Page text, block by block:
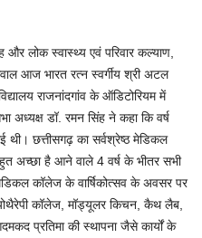
और लोक स्वास्थ्य एवं परिवार कल्याण,
आज भारत रत्न स्वर्गीय श्री अटल
राजनांदगांव के ऑडिटोरियम में
अध्यक्ष डॉ. रमन सिंह ने कहा कि वर्ष
छत्तीसगढ़ का सर्वश्रेष्ठ मेडिकल
अच्छा है आने वाले 4 वर्ष के भीतर सभी
कॉलेज के वार्षिकोत्सव के अवसर पर
कॉलेज, मॉड्यूलर किचन, कैथ लैब,
प्रतिमा की स्थापना जैसे कार्यों के